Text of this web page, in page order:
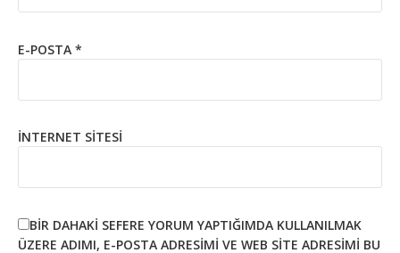
E-POSTA *
İNTERNET SITESI
BIR DAHAKI SEFERE YORUM YAPTIĞIMDA KULLANILMAK
ÜZERE ADIMI, E-POSTA ADRESIMI VE WEB SITE ADRESIMI BU